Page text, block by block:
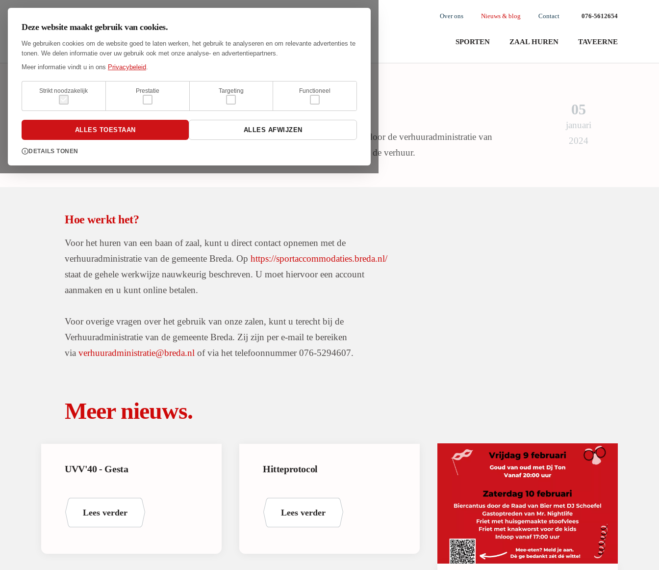
076-5612654
Over ons Nieuws & blog Contact
SPORTEN ZAAL HUREN TAVEERNE
05
januari
2024
Zaalverhuur
Het huren van een baan of zaal is sinds een aantal maanden uit handen genomen door de verhuuradministratie van
de gemeente Breda. U kunt niet meer direct contact opnemen met Jeugdland voor de verhuur.
Hoe werkt het?
Voor het huren van een baan of zaal, kunt u direct contact opnemen met de
verhuuradministratie van de gemeente Breda. Op https://sportaccommodaties.breda.nl/
staat de gehele werkwijze nauwkeurig beschreven. U moet hiervoor een account
aanmaken en u kunt online betalen.
Voor overige vragen over het gebruik van onze zalen, kunt u terecht bij de
Verhuuradministratie van de gemeente Breda. Zij zijn per e-mail te bereiken
via verhuuradministratie@breda.nl of via het telefoonnummer 076-5294607.
Meer nieuws.
UVV'40 - Gesta
Lees verder
Hitteprotocol
Lees verder
Deze website maakt gebruik van cookies.
We gebruiken cookies om de website goed te laten werken, het gebruik te analyseren en om relevante advertenties te
tonen. We delen informatie over uw gebruik ook met onze analyse- en advertentiepartners.
Meer informatie vindt u in ons Privacybeleid.
Strikt noodzakelijk Prestatie Targeting Functioneel
ALLES TOESTAAN ALLES AFWIJZEN
DETAILS TONEN